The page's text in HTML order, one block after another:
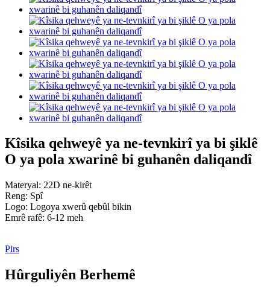
Kîsika qehweyê ya ne-tevnkirî ya bi şiklê
O ya pola xwarinê bi guhanên daliqandî
Materyal: 22D ne-kirêt
Reng: Spî
Logo: Logoya xwerû qebûl bikin
Emrê rafê: 6-12 meh
Pirs
Hûrguliyên Berhemê